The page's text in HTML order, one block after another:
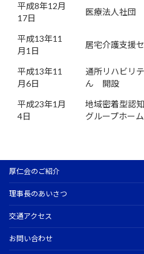
平成8年12月
17日
医療法人社
平成13年11
月1日
居宅介護支援
平成13年11
月6日
通所リハビリ
ん 開設
平成23年1月
4日
地域密着型認
グループホー
厚仁会のご紹介
理事長のあいさつ
交通アクセス
お問い合わせ